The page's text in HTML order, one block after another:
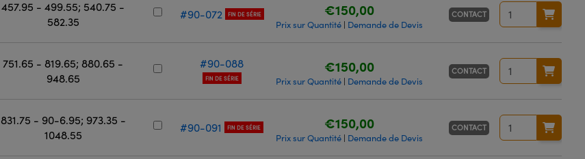
457.95 - 499.55; 540.75 -
582.35
#90-072 FIN DE SÉRIE €150,00
Prix sur Quantité | Demande de Devis
CONTACT
751.65 - 819.65; 880.65 -
948.65
#90-088
FIN DE SÉRIE
€150,00
Prix sur Quantité | Demande de Devis
CONTACT
831.75 - 90-6.95; 973.35 -
1048.55
#90-091 FIN DE SÉRIE €150,00
Prix sur Quantité | Demande de Devis
CONTACT